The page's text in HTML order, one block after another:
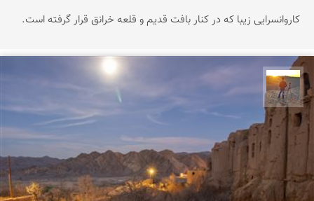
کاروانسرایی زیبا که در کنار بافت قدیم و قلعه خرانق قرار گرفته است.